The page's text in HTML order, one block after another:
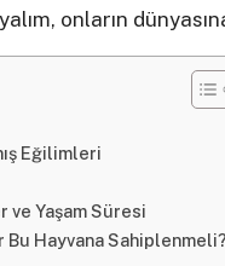
onların
Eğilimleri
ve Yaşam Süresi
Hayvana Sahiplenmeli?